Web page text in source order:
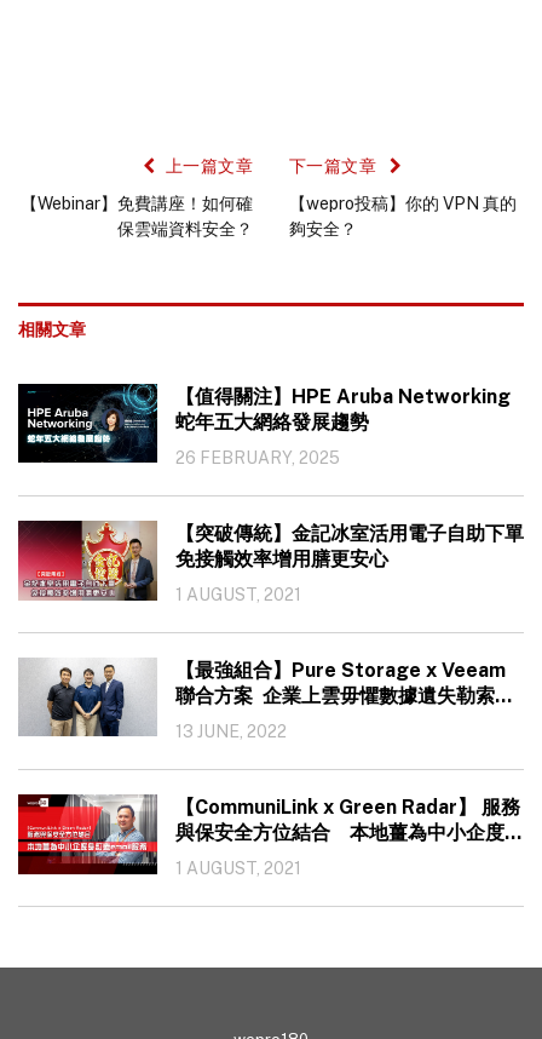
上一篇文章
【Webinar】免費講座！如何確
保雲端資料安全？
下一篇文章
【wepro投稿】你的 VPN 真的
夠安全？
相關文章
【值得關注】HPE Aruba Networking
蛇年五大網絡發展趨勢
26 FEBRUARY, 2025
【突破傳統】金記冰室活用電子自助下單
免接觸效率增用膳更安心
1 AUGUST, 2021
【最強組合】Pure Storage x Veeam
聯合方案 企業上雲毋懼數據遺失勒索攻
擊
13 JUNE, 2022
【CommuniLink x Green Radar】 服務
與保安全方位結合 本地薑為中小企度身
訂造email服務
1 AUGUST, 2021